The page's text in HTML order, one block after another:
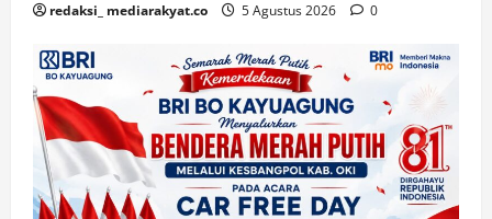
redaksi_ mediarakyat.co 5 Agustus 2026 0